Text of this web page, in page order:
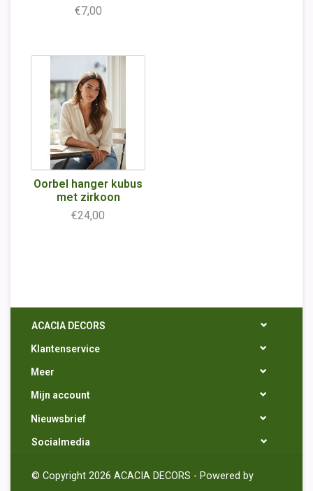
€7,00
Oorbel hanger kubus
met zirkoon
€24,00
ACACIA DECORS
Klantenservice
Meer
Mijn account
Nieuwsbrief
Socialmedia
© Copyright 2026 ACACIA DECORS - Powered by